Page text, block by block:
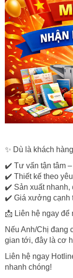
✨ Dù là khách
✔️ Tư vấn tận tâm
✔️ Thiết kế theo
✔️ Sản xuất nhanh,
✔️ Giá xưởng cạnh
📩 Liên hệ ngay để
Nếu Anh/Chị đang
gian tới, đây là cơ
Liên hệ ngay
nhanh chóng!